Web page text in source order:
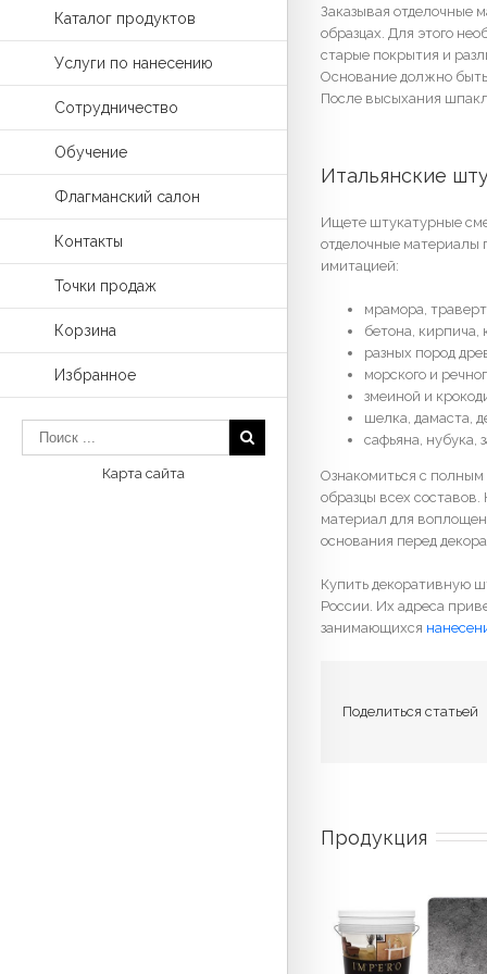
Каталог продуктов
Услуги по нанесению
Сотрудничество
Обучение
Флагманский салон
Контакты
Точки продаж
Корзина
Избранное
Карта сайта
Заказывая отделочные
образцах. Для этого
старые покрытия и
Основание должно
После высыхания
Итальянские
Ищете штукатурные
отделочные материалы
имитацией:
мрамора,
бетона, кирпича,
разных пород
морского и
змеиной и
шелка, дамаста,
сафьяна, нубука,
Ознакомиться с
образцы всех
материал для
основания перед
Купить декоративную
России. Их адреса
занимающихся
Поделиться статьей
Продукция